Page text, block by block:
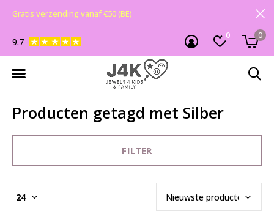
0 0
9.7
Gratis verzending vanaf €50 (BE)
Producten getagd met Silber
FILTER